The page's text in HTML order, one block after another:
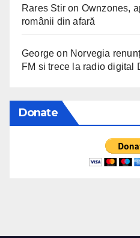
Rares Stir on Ownzones,
românii din afară
George on Norvegia
FM si trece la radio digital
Donate